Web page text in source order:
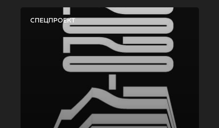
СПЕЦПРОЕКТ